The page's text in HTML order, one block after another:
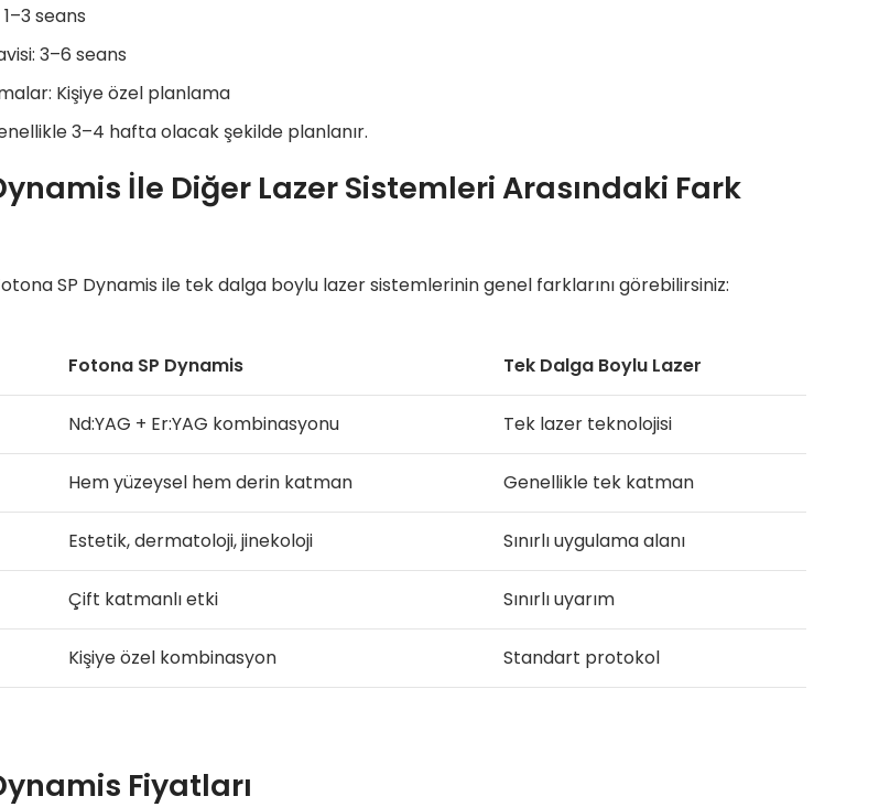
seans
3–6 seans
Kişiye özel planlama
3–4 hafta olacak şekilde planlanır.
İle Diğer Lazer Sistemleri Arasındaki Fark
SP Dynamis ile tek dalga boylu lazer sistemlerinin genel farklarını görebilirsiniz:
Fotona SP Dynamis Tek Dalga Boylu Lazer
Nd:YAG + Er:YAG kombinasyonu Tek lazer teknolojisi
Hem yüzeysel hem derin katman Genellikle tek katman
Estetik, dermatoloji, jinekoloji Sınırlı uygulama alanı
Çift katmanlı etki Sınırlı uyarım
Kişiye özel kombinasyon Standart protokol
Fiyatları